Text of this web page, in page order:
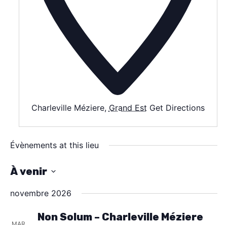
AGENDA
SPECTACLE
À PROPOS
CONTACT
Charleville Méziere, Grand Est Get Directions
Évènements at this lieu
À venir
novembre 2026
Non Solum – Charleville Méziere